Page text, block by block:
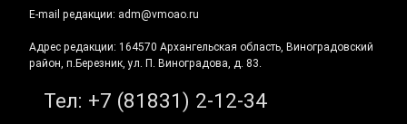
E-mail редакции: adm@vmoao.ru
Адрес редакции: 164570 Архангельская область, Виноградовский
район, п.Березник, ул. П. Виноградова, д. 83.
Тел: +7 (81831) 2-12-34